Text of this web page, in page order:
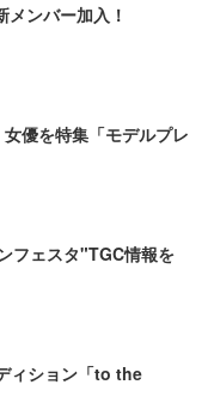
ンバー加入！
優を特集「モデルプレ
フェスタ"TGC情報を
ィション「to the